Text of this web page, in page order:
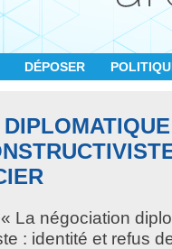
DÉPOSER
La négociation
: identité et refus